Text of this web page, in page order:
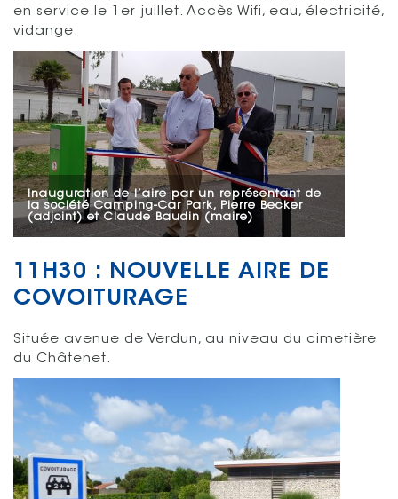
en service le 1er juillet. Accès Wifi, eau, électricité,
vidange.
Inauguration de l’aire par un représentant de
la société Camping-Car Park, Pierre Becker
(adjoint) et Claude Baudin (maire)
11H30 : NOUVELLE AIRE DE
COVOITURAGE
Située avenue de Verdun, au niveau du cimetière
du Châtenet.